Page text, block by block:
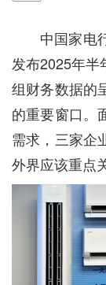
中国家电
发布2025年半
组财务数据的
的重要窗口。
需求，三家企
外界应该重点